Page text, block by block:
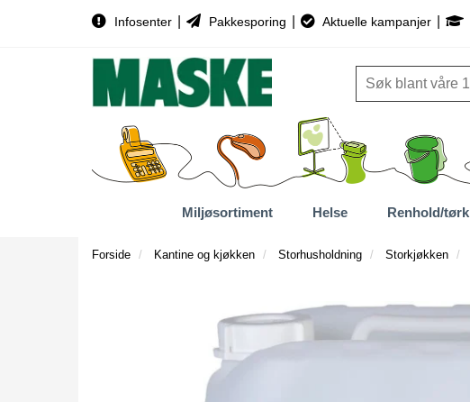
Infosenter Pakkesporing Aktuelle kampanjer
Miljøsortiment Helse Renhold/tørk
Forside Kantine og kjøkken Storhusholdning Storkjøkken